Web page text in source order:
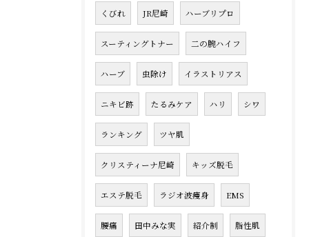
くびれ JR尼崎 ハーブリプロ
スーティングトナー 二の腕ハイフ
ハーブ 虫除け イラストリアス
ニキビ跡 たるみケア ハリ シワ
ランキング ツヤ肌
クリスティーナ尼崎 キッズ脱毛
エステ脱毛 ラジオ波痩身 EMS
腰痛 田中みな実 紹介制 脂性肌